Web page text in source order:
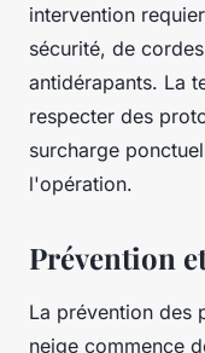
intervention
sécurité, de
antidérapants. La
respecter des
surcharge
l'opération.
Prévention
La prévention des
neige commence